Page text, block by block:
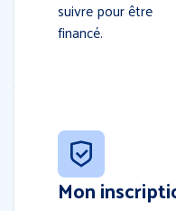
suivre pour être
financé.
Mon